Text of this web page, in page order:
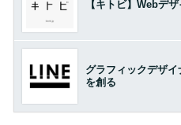
【キトビ】Webデ
グラフィックデザ
を創る